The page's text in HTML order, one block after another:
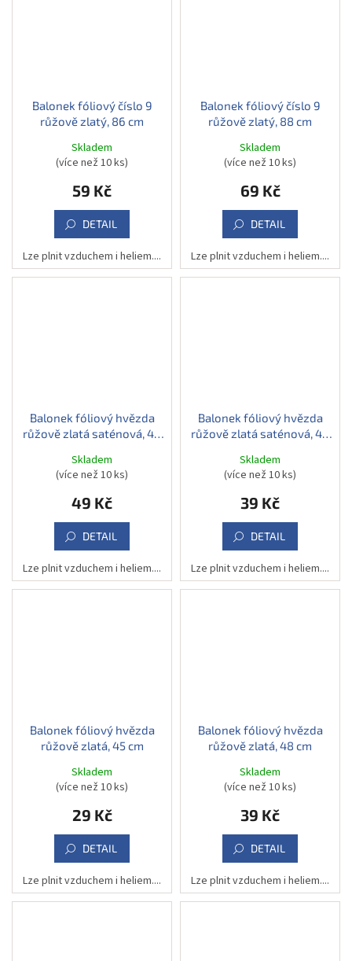
Balonek fóliový číslo 9
růžově zlatý, 86 cm
Skladem
(více než 10 ks)
59 Kč
DETAIL
Lze plnit vzduchem i heliem....
Balonek fóliový číslo 9
růžově zlatý, 88 cm
Skladem
(více než 10 ks)
69 Kč
DETAIL
Lze plnit vzduchem i heliem....
Balonek fóliový hvězda
růžově zlatá saténová, 48
Skladem
(více než 10 ks)
49 Kč
DETAIL
Lze plnit vzduchem i heliem....
Balonek fóliový hvězda
růžově zlatá saténová, 48
Skladem
(více než 10 ks)
39 Kč
DETAIL
Lze plnit vzduchem i heliem....
Balonek fóliový hvězda
růžově zlatá, 45 cm
Skladem
(více než 10 ks)
29 Kč
DETAIL
Lze plnit vzduchem i heliem....
Balonek fóliový hvězda
růžově zlatá, 48 cm
Skladem
(více než 10 ks)
39 Kč
DETAIL
Lze plnit vzduchem i heliem....